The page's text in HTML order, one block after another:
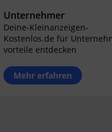
Unternehmer
Deine-Kleinanzeigen-
Kostenlos.de für
vorteile entdecken
Mehr erfahren